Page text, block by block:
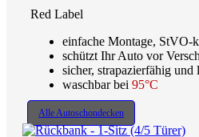
Red Label
einfache Montage, StVO-
schützt Ihr Auto vor
sicher, strapazierfähig und
waschbar bei 95°C
Alle Autoschondecken